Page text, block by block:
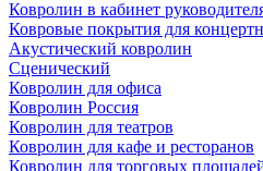
Ковролин в кабинет
Ковровые покрытия для
Акустический ковролин
Сценический
Ковролин для офиса
Ковролин Россия
Ковролин для театров
Ковролин для кафе и ресторанов
Ковролин для торговых